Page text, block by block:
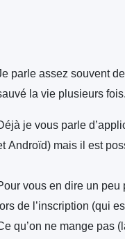
parle assez souvent
la vie plusieurs
je vous parle
Androïd) mais il est
vous en dire un peu
lors de l’inscription (qui
qu’on ne mange pas